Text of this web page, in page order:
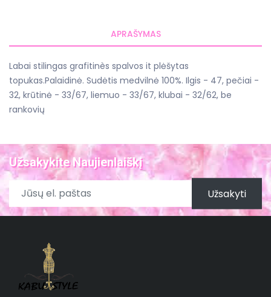
APRAŠYMAS
Labai stilingas grafitinès spalvos it plėšytas
topukas.Palaidinė. Sudėtis medvilnė 100%. Ilgis - 47, pečiai -
32, krūtinė - 33/67, liemuo - 33/67, klubai - 32/62, be
rankovių
Užsakykite Naujienlaiškį
Užsakyti